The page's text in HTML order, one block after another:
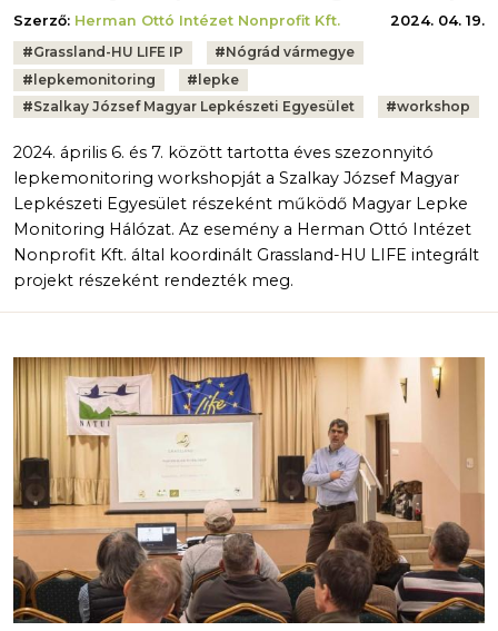
Szerző: Herman Ottó Intézet Nonprofit Kft.
2024. 04. 19.
Tags:
#Grassland-HU LIFE IP #Nógrád vármegye
# lepkemonitoring # lepke
#Szalkay József Magyar Lepkészeti Egyesület #workshop
2024. április 6. és 7. között tartotta éves szezonnyitó
lepkemonitoring workshopját a Szalkay József Magyar
Lepkészeti Egyesület részeként működő Magyar Lepke
Monitoring Hálózat. Az esemény a Herman Ottó Intézet
Nonprofit Kft. által koordinált Grassland-HU LIFE integrált
projekt részeként rendezték meg.